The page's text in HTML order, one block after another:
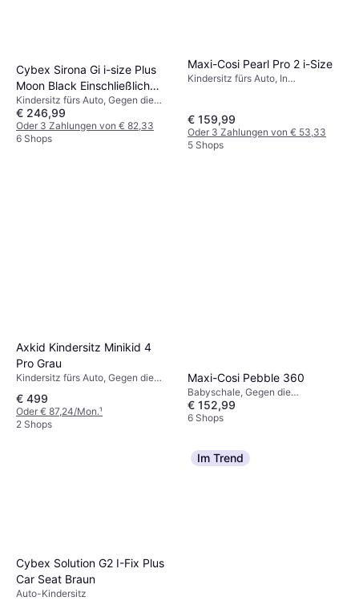
Cybex Sirona Gi i-size Plus
Moon Black Einschließlich
Basishalterung
Kindersitz fürs Auto, Gegen die
Fahrtrichtung, UN R129, i-Size,
Verstellbare Kopfstütze,
Neugeboreneneinsatz inklusive,
€ 246,99
Oder 3 Zahlungen von € 82,33
6 Shops
Maxi-Cosi Pearl Pro 2 i-Size
Kindersitz fürs Auto, In
Aufprallschutz (ASIP), Waschbarer
Bezug, Verstellbare Kopfstütze
€ 159,99
Oder 3 Zahlungen von € 53,33
5 Shops
Axkid Kindersitz Minikid 4
Pro Grau
Kindersitz fürs Auto, Gegen die
R129, Waschbarer Bezug,
Verstellbare Kopfstütze, Seitlicher
Aufprallschutz (ASIP)
€ 499
Oder € 87,24/Mon.¹
2 Shops
Maxi-Cosi Pebble 360
Babyschale, Gegen die
Fahrtrichtung, UN R129, i-Size,
Seitlicher Aufprallschutz (ASIP),
Neugeboreneneinsatz inklusive
€ 152,99
6 Shops
Cybex Solution G2 I-Fix Plus
Car Seat Braun
Auto-Kindersitz
Im Trend